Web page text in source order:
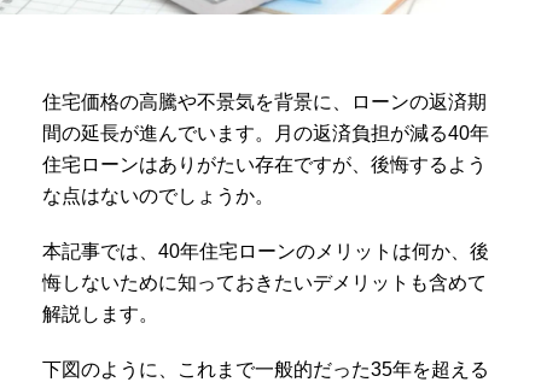
住宅価格の高騰や不景気を背景に、ローンの返済期
間の延長が進んでいます。月の返済負担が減る40年
住宅ローンはありがたい存在ですが、後悔するよう
な点はないのでしょうか。
本記事では、40年住宅ローンのメリットは何か、後
悔しないために知っておきたいデメリットも含めて
解説します。
下図のように、これまで一般的だった35年を超える